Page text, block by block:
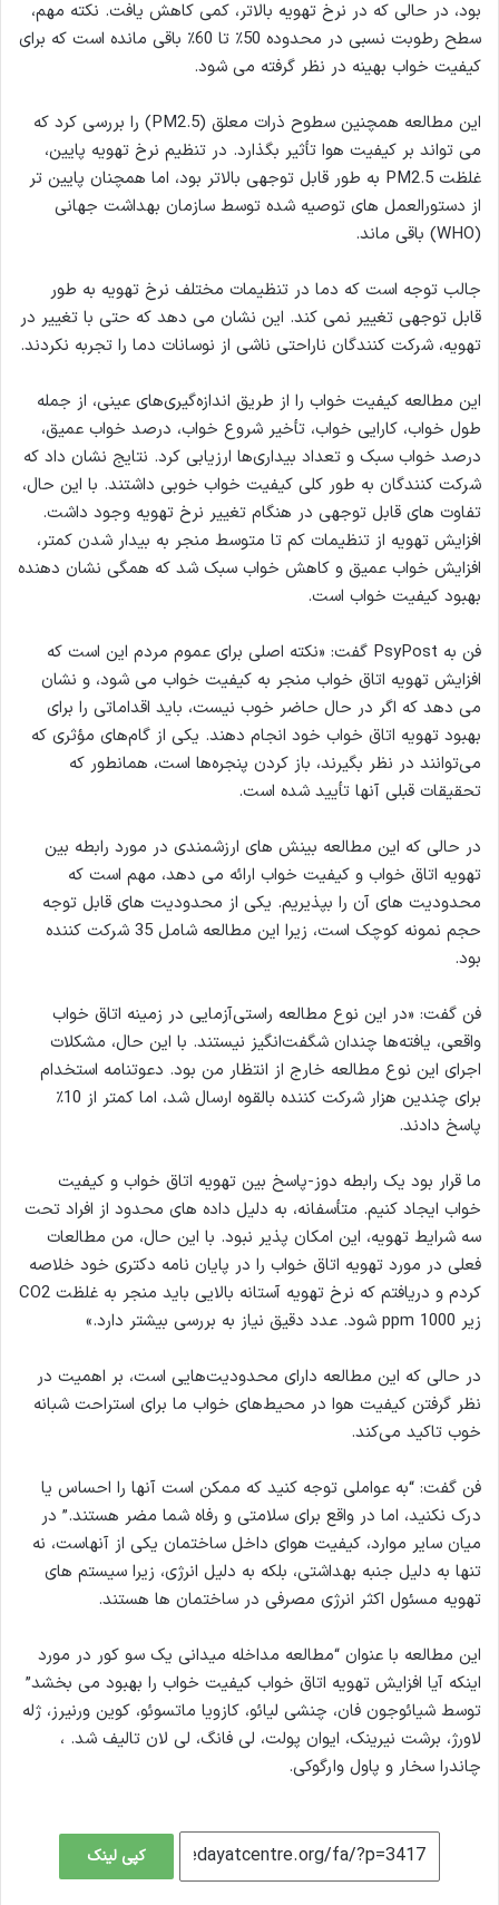
بود، در حالی که در نرخ تهویه بالاتر، کمی کاهش یافت. نکته مهم،
سطح رطوبت نسبی در محدوده 50٪ تا 60٪ باقی مانده است که برای
کیفیت خواب بهینه در نظر گرفته می شود.
این مطالعه همچنین سطوح ذرات معلق (PM2.5) را بررسی کرد که
می تواند بر کیفیت هوا تأثیر بگذارد. در تنظیم نرخ تهویه پایین،
غلظت PM2.5 به طور قابل توجهی بالاتر بود، اما همچنان پایین تر
از دستورالعمل های توصیه شده توسط سازمان بهداشت جهانی
(WHO) باقی ماند.
جالب توجه است که دما در تنظیمات مختلف نرخ تهویه به طور
قابل توجهی تغییر نمی کند. این نشان می دهد که حتی با تغییر در
تهویه، شرکت کنندگان ناراحتی ناشی از نوسانات دما را تجربه نکردند.
این مطالعه کیفیت خواب را از طریق اندازه‌گیری‌های عینی، از جمله
طول خواب، کارایی خواب، تأخیر شروع خواب، درصد خواب عمیق،
درصد خواب سبک و تعداد بیداری‌ها ارزیابی کرد. نتایج نشان داد که
شرکت کنندگان به طور کلی کیفیت خواب خوبی داشتند. با این حال،
تفاوت های قابل توجهی در هنگام تغییر نرخ تهویه وجود داشت.
افزایش تهویه از تنظیمات کم تا متوسط منجر به بیدار شدن کمتر،
افزایش خواب عمیق و کاهش خواب سبک شد که همگی نشان دهنده
بهبود کیفیت خواب است.
فن به PsyPost گفت: «نکته اصلی برای عموم مردم این است که
افزایش تهویه اتاق خواب منجر به کیفیت خواب می شود، و نشان
می دهد که اگر در حال حاضر خوب نیست، باید اقداماتی را برای
بهبود تهویه اتاق خواب خود انجام دهند. یکی از گام‌های مؤثری که
می‌توانند در نظر بگیرند، باز کردن پنجره‌ها است، همانطور که
تحقیقات قبلی آنها تأیید شده است.
در حالی که این مطالعه بینش های ارزشمندی در مورد رابطه بین
تهویه اتاق خواب و کیفیت خواب ارائه می دهد، مهم است که
محدودیت های آن را بپذیریم. یکی از محدودیت های قابل توجه
حجم نمونه کوچک است، زیرا این مطالعه شامل 35 شرکت کننده
بود.
فن گفت: «در این نوع مطالعه راستی‌آزمایی در زمینه اتاق خواب
واقعی، یافته‌ها چندان شگفت‌انگیز نیستند. با این حال، مشکلات
اجرای این نوع مطالعه خارج از انتظار من بود. دعوتنامه استخدام
برای چندین هزار شرکت کننده بالقوه ارسال شد، اما کمتر از 10٪
پاسخ دادند.
ما قرار بود یک رابطه دوز-پاسخ بین تهویه اتاق خواب و کیفیت
خواب ایجاد کنیم. متأسفانه، به دلیل داده های محدود از افراد تحت
سه شرایط تهویه، این امکان پذیر نبود. با این حال، من مطالعات
فعلی در مورد تهویه اتاق خواب را در پایان نامه دکتری خود خلاصه
کردم و دریافتم که نرخ تهویه آستانه بالایی باید منجر به غلظت CO2
زیر 1000 ppm شود. عدد دقیق نیاز به بررسی بیشتر دارد.»
در حالی که این مطالعه دارای محدودیت‌هایی است، بر اهمیت در
نظر گرفتن کیفیت هوا در محیط‌های خواب ما برای استراحت شبانه
خوب تاکید می‌کند.
فن گفت: “به عواملی توجه کنید که ممکن است آنها را احساس یا
درک نکنید، اما در واقع برای سلامتی و رفاه شما مضر هستند.” در
میان سایر موارد، کیفیت هوای داخل ساختمان یکی از آنهاست، نه
تنها به دلیل جنبه بهداشتی، بلکه به دلیل انرژی، زیرا سیستم های
تهویه مسئول اکثر انرژی مصرفی در ساختمان ها هستند.
این مطالعه با عنوان “مطالعه مداخله میدانی یک سو کور در مورد
اینکه آیا افزایش تهویه اتاق خواب کیفیت خواب را بهبود می بخشد”
توسط شیائوجون فان، چنشی لیائو، کازویا ماتسوئو، کوین ورنیرز، ژله
لاورژ، برشت نیرینک، ایوان پولت، لی فانگ، لی لان تالیف شد. ،
چاندرا سخار و پاول وارگوکی.
کپی لینک